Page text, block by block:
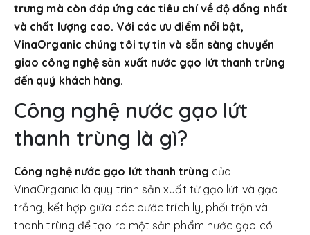
trưng mà còn đáp ứng các tiêu chí về độ đồng nhất
và chất lượng cao. Với các ưu điểm nổi bật,
VinaOrganic chúng tôi tự tin và sẵn sàng chuyển
giao công nghệ sản xuất nước gạo lứt thanh trùng
đến quý khách hàng.
Công nghệ nước gạo lứt
thanh trùng là gì?
Công nghệ nước gạo lứt thanh trùng của
VinaOrganic là quy trình sản xuất từ gạo lứt và gạo
trắng, kết hợp giữa các bước trích ly, phối trộn và
thanh trùng để tạo ra một sản phẩm nước gạo có